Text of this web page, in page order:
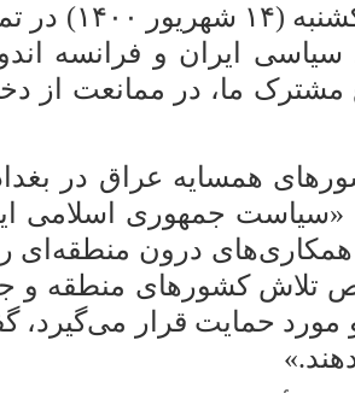
حجت‌الاسلام والمسلمین دکتر «سید ابراهیم رئیسی»، رئیس‌جمهور
سیاسی ایران و فرانسه
مشترک ما، در ممانعت از
همسایه عراق در
«سیاست جمهوری اسلامی
درون منطقه‌ای
تلاش کشورهای منطقه و
مورد حمایت قرار می‌گیرد،